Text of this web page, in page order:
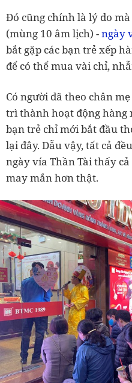
Đó cũng chính là lý do
(mùng 10 âm lịch) -ngày
bắt gặp các bạn trẻ xếp
để có thể mua vài chỉ,
Có người đã theo chân
trì thành hoạt động hàng
bạn trẻ chỉ mới bắt đầu
lại đây. Dẫu vậy, tất cả
ngày vía Thần Tài thấy
may mắn hơn thật.